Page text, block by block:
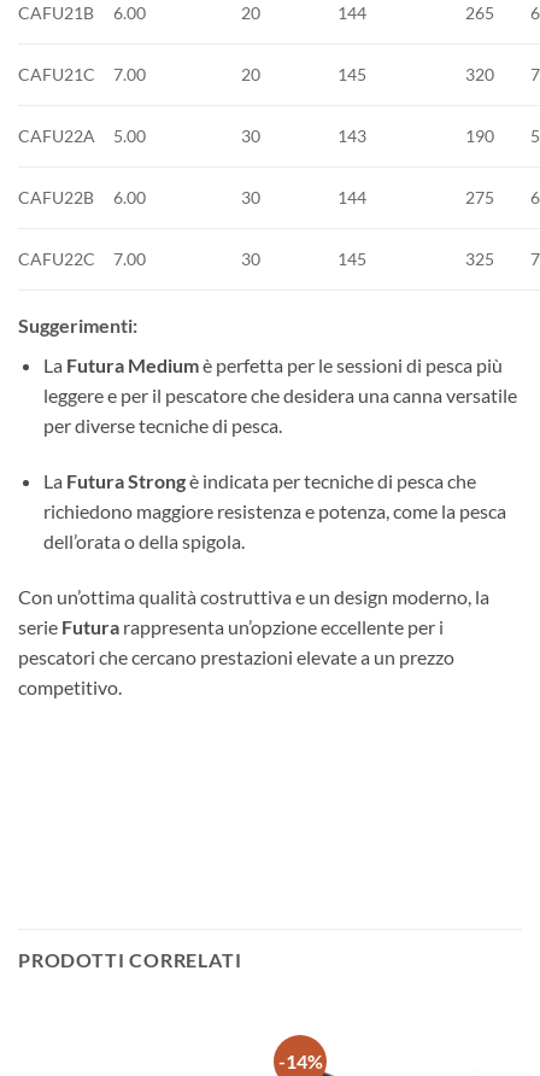
CAFU21B 6.00 20 144 265 6
CAFU21C 7.00 20 145 320 7
CAFU22A 5.00 30 143 190 5
CAFU22B 6.00 30 144 275 6
CAFU22C 7.00 30 145 325 7
Suggerimenti:
La Futura Mediumè perfetta per le sessioni di pesca più
leggere e per il pescatore che desidera una canna versatile
per diverse tecniche di pesca.
La Futura Strongè indicata per tecniche di pesca che
richiedono maggiore resistenza e potenza, come la pesca
dell’orata o della spigola.
Con un’ottima qualità costruttiva e un design moderno, la
serie Futura rappresenta un’opzione eccellente per i
pescatori che cercano prestazioni elevate a un prezzo
competitivo.
PRODOTTI CORRELATI
-14%